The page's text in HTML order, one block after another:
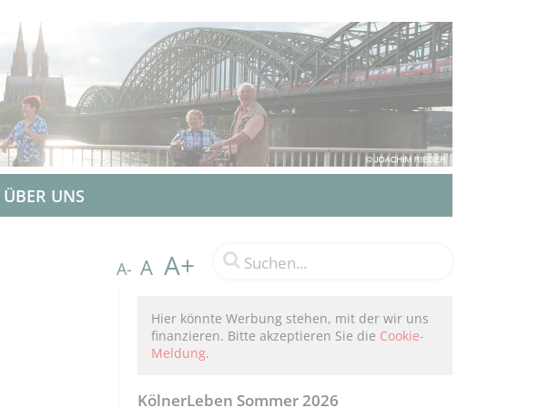
ÜBER UNS
A- A A+
Hier könnte Werbung stehen, mit der wir uns
finanzieren. Bitte akzeptieren Sie die Cookie-
Meldung.
KölnerLeben Sommer 2026